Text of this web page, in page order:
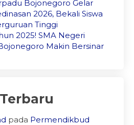
Bojonegoro Gelar
2026, Bekali Siswa
Tinggi
2025! SMA Negeri
Makin Bersinar
pada Permendikbud